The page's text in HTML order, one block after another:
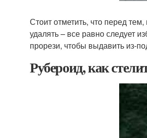
Стоит отметить, что перед
удалять – все равно следует
прорези, чтобы выдавить из-
Рубероид, как